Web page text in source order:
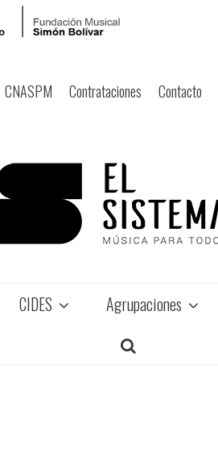
CNASPM Contrataciones Contacto
CIDES Agrupaciones